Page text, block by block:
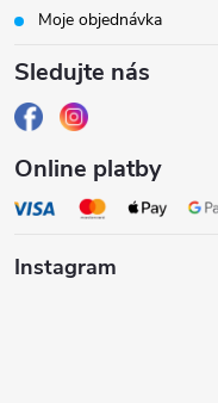
Moje objednávka
Sledujte nás
Online platby
Instagram